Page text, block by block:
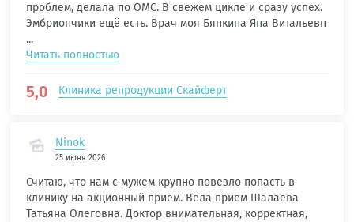
проблем, делала по ОМС. В свежем цикле и сразу успех.
Эмбриончики ещё есть. Врач моя Бянкина Яна Витальевн
...
Читать полностью
5,0 Клиника репродукции Скайферт
Ninok
25 июня 2026
Считаю, что нам с мужем крупно повезло попасть в
клинику на акционный прием. Вела прием Шалаева
Татьяна Олеговна. Доктор внимательная, корректная,